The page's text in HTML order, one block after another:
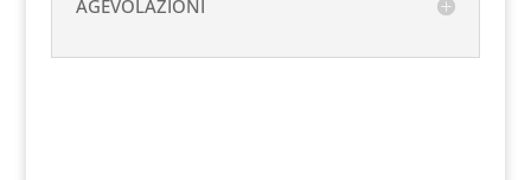
AGEVOLAZIONI